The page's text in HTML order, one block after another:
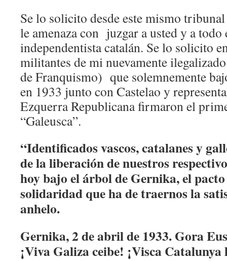
Se lo solicito desde este mismo
le amenaza con juzgar a usted y a
independentista catalán. Se lo solicito
militantes de mi nuevamente
de Franquismo) que solemnemente
en 1933 junto con Castelao y
Ezquerra Republicana firmaron el
“Galeusca”.
“Identificados vascos, catalanes y
de la liberación de nuestros
hoy bajo el árbol de Gernika, el
solidaridad que ha de traernos la
anhelo.
Gernika, 2 de abril de 1933. Gora
¡Viva Galiza ceibe! ¡Visca